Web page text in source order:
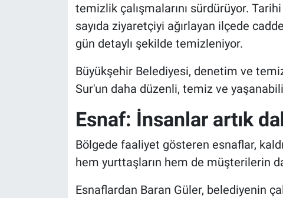
temizlik çalışmalarını sürdürüyor.
sayıda ziyaretçiyi ağırlayan ilçede
gün detaylı şekilde temizleniyor.
Büyükşehir Belediyesi, denetim ve
Sur'un daha düzenli, temiz ve
Esnaf: İnsanlar artık
Bölgede faaliyet gösteren esnaflar,
hem yurttaşların hem de müşterilerin
Esnaflardan Baran Güler, belediyenin